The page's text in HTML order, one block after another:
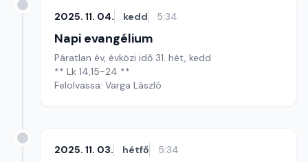
2025. 11. 04. kedd 5:34
Napi evangélium
Páratlan év, évközi idő 31. hét, kedd
** Lk 14,15-24 **
Felolvassa: Varga László
2025. 11. 03. hétfő 5:34